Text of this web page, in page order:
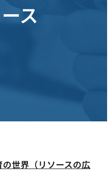
ス
世界（リソースの広